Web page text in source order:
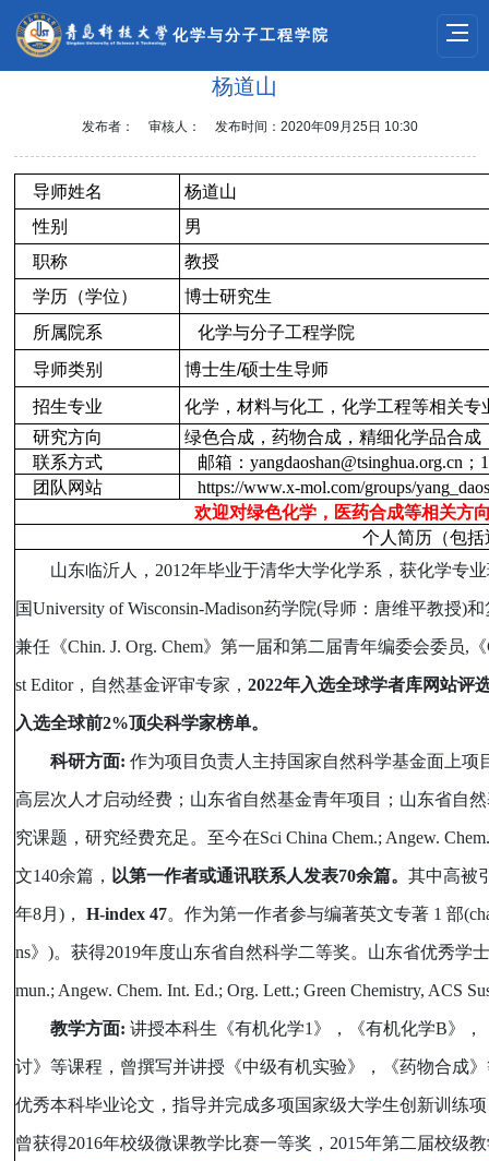
化学与分子工程学院
杨道山
发布者： 审核人： 发布时间：2020年09月25日 10:30
导师姓名
杨道山
性别
男
职称
教授
学历（学位）
博士研究生
所属院系
化学与分子工程学院
导师类别
博士生/硕士生导师
招生专业
化学，材料与化工，化学工程等相关专
研究方向
绿色合成，药物合成，精细化学品合成
联系方式
邮箱： yangdaoshan@tsinghua.org.cn ；
团队网站
https://www.x-mol.com/groups/
欢迎对绿色化学，医药合成等相关方
个人简历（包
山东临沂人， 2012年毕业于清华大学化学系，获化学专
国University of Wisconsin-Madison药学院(导师：唐维平教授)和
兼任《Chin. J. Org. Chem》第一届和第二届青年编委会委员, 《
st Editor，自然基金评审专家， 2022年入选全球学者库网站评
入选全球前2%顶尖科学家榜单。
科研方面: 作为项目负责人主持国家自然科学基金面上项
高层次人才启动经费；山东省自然基金青年项目；山东省自
究课题，研究经费充足。至今在Sci China Chem.; Angew.
文140余篇， 以第一作者或通讯联系人发表70余篇。 其中高被
年8月 )， H-index 47。作为第一作者参与编著英文专著1 部
ns》 )。获得2019年度山东省自然科学二等奖。山东省优秀学
mun.; Angew. Chem. Int. Ed.; Org. Lett.; Green Chemistry, ACS
教学方面: 讲授本科生《有机化学1 》，《有机化学B》，
讨》等课程，曾撰写并讲授《中级有机实验》，《药物合成
优秀本科毕业论文，指导并完成多项国家级大学生创新训练
曾获得2016年校级微课教学比赛一等奖， 2015年第二届校级